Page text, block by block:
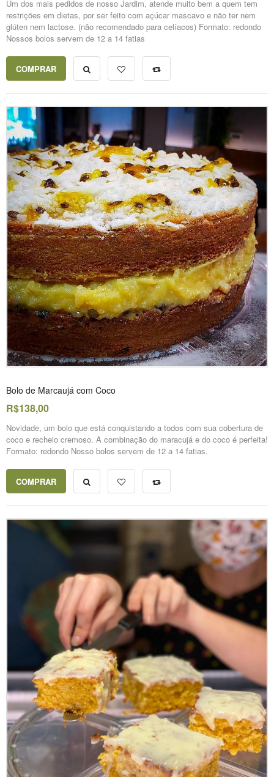
Um dos mais pedidos de nosso Jardim, atende muito bem a quem tem
restrições em dietas, por ser feito com açúcar mascavo e não ter nem
glúten nem lactose. (não recomendado para celíacos) Formato: redondo
Nossos bolos servem de 12 a 14 fatias
COMPRAR
Bolo de Marcaujá com Coco
R$138,00
Novidade, um bolo que está conquistando a todos com sua cobertura de
coco e recheio cremoso. A combinação do maracujá e do coco é perfeita!
Formato: redondo Nosso bolos servem de 12 a 14 fatias.
COMPRAR